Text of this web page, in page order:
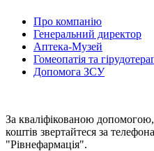
Про компанію
Генеральний директор
Аптека-Музей
Гомеопатія та
Допомога ЗСУ
За кваліфікованою
коштів звертайтеся за
"Рівнефармація".